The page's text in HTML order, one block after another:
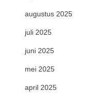
augustus 2025
juli 2025
juni 2025
mei 2025
april 2025